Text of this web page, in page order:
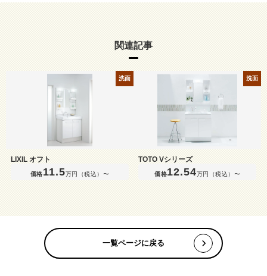
関連記事
洗面
LIXIL オフト
価格11.5万円（税込）〜
洗面
TOTO Vシリーズ
価格12.54万円（税込）〜
一覧ページに戻る